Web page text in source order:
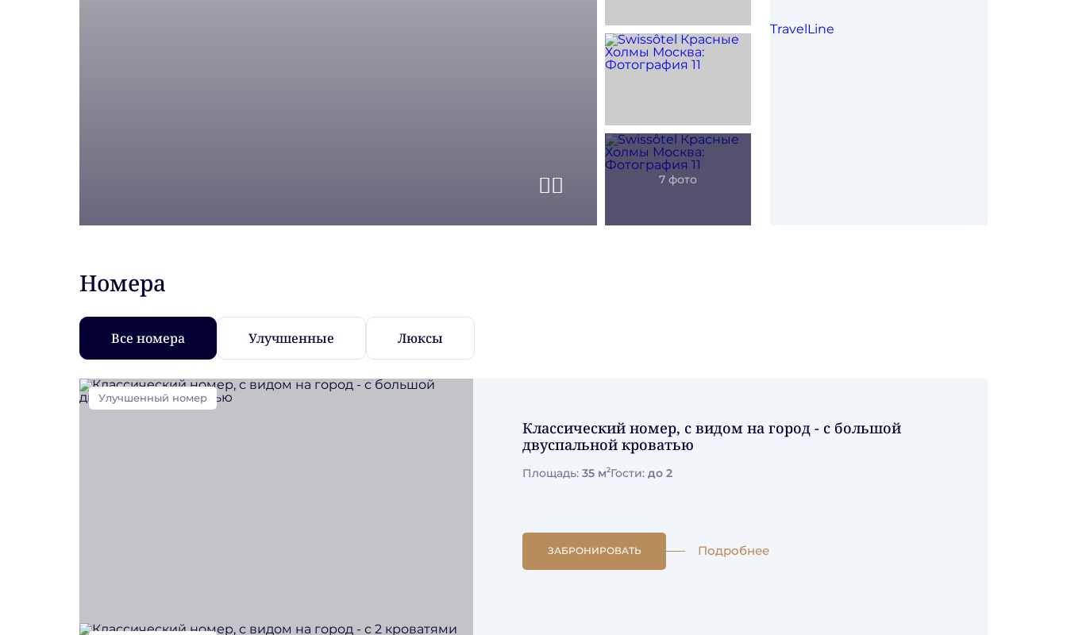
Предыдущий слайд
Следующий слайд
TravelLine
Номера
Все номера Улучшенные Люксы
Улучшенный номер
Классический номер, с видом на город - с большой
двуспальной кроватью
Площадь: 35 м2Гости: до 2
ЗАБРОНИРОВАТЬ Подробнее